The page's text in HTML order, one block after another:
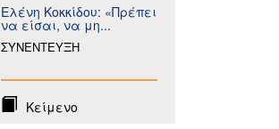
Ελένη Κοκκίδου: «Πρέπει
να είσαι, να μη...
ΣΥΝΕΝΤΕΥΞΗ
Κείμενο